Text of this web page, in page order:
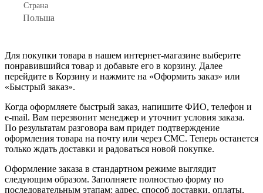
Страна
Польша
Для покупки товара в нашем интернет-магазине выберите
понравившийся товар и добавьте его в корзину. Далее
перейдите в Корзину и нажмите на «Оформить заказ» или
«Быстрый заказ».
Когда оформляете быстрый заказ, напишите ФИО, телефон и
e-mail. Вам перезвонит менеджер и уточнит условия заказа.
По результатам разговора вам придет подтверждение
оформления товара на почту или через СМС. Теперь останется
только ждать доставки и радоваться новой покупке.
Оформление заказа в стандартном режиме выглядит
следующим образом. Заполняете полностью форму по
последовательным этапам: адрес, способ доставки, оплаты,